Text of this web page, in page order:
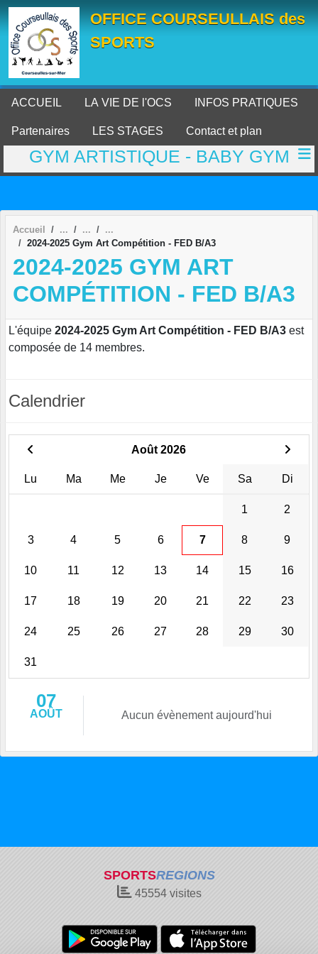
OFFICE COURSEULLAIS des
SPORTS
ACCUEIL LA VIE DE l'OCS INFOS PRATIQUES
Partenaires LES STAGES Contact et plan
GYM ARTISTIQUE - BABY GYM
Accueil
2024-2025 Gym Art Compétition - FED B/A3
2024-2025 GYM ART
COMPÉTITION - FED B/A3
L'équipe 2024-2025 Gym Art Compétition - FED B/A3 est
composée de 14 membres.
Calendrier
Août 2026
Lu Ma Me Je Ve Sa Di
1 2
3 4 5 6 7 8 9
10 11 12 13 14 15 16
17 18 19 20 21 22 23
24 25 26 27 28 29 30
31
07
AOÛT Aucun évènement aujourd'hui
SPORTSREGIONS
45554visites
Panneau de gestion des cookies